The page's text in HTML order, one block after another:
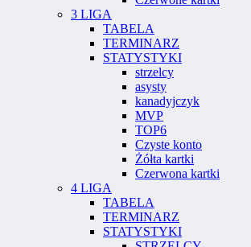
3 LIGA
TABELA
TERMINARZ
STATYSTYKI
strzelcy
asysty
kanadyjczyk
MVP
TOP6
Czyste konto
Żółta kartki
Czerwona kartki
4 LIGA
TABELA
TERMINARZ
STATYSTYKI